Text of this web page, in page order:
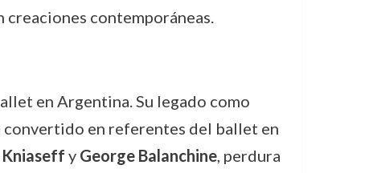
contemporáneas.
en Argentina. Su legado como
convertido en referentes del ballet en
Kniaseff y George Balanchine, perdura